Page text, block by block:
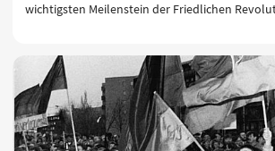
wichtigsten Meilenstein der Friedlichen